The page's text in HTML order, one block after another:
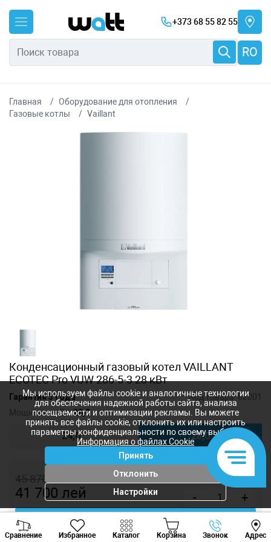
+373 68 55 82 55
RO
Главная
Оборудование для отопления
Газовые котлы
Vaillant
Конденсационный газовый котел VAILLANT
ECOTEC Pro VUW 286-5-3 28 кВт
Гарантия 3 года Код товара:82001
Мощность, кВт:28,0
24,0 28,0
45 870
41 700 лей - +
Купить в 1 клик
Сравнение Избранное Каталог Корзина Звонок Адрес
Viber Whatsapp
Мы используем файлы cookie и аналогичные технологии
для обеспечения надежной работы сайта, анализа
посещаемости и оптимизации рекламы. Вы можете
принять все файлы cookie, отклонить их или настроить
параметры конфиденциальности по своему выбору.
Информация о файлах Cookie
Принять
Отклонить
Настройки